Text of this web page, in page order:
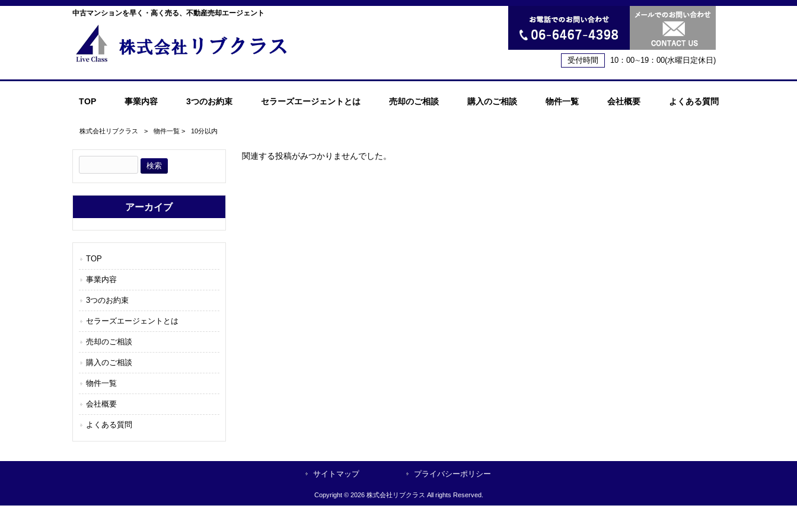
中古マンションを早く・高く売る、不動産売却エージェント
受付時間 10：00∼19：00(水曜日定休日)
TOP 事業内容 3つのお約束 セラーズエージェントとは 売却のご相談 購入のご相談 物件一覧 会社概要 よくある質問
株式会社リブクラス > 物件一覧 > 10分以内
関連する投稿がみつかりませんでした。
アーカイブ
TOP
事業内容
3つのお約束
セラーズエージェントとは
売却のご相談
購入のご相談
物件一覧
会社概要
よくある質問
サイトマップ プライバシーポリシー
Copyright © 2026 株式会社リブクラス All rights Reserved.